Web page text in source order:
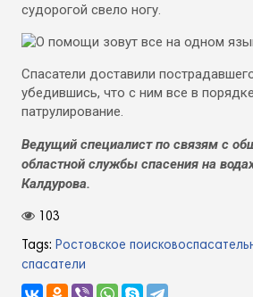
судорогой свело ногу.
Спасатели доставили
убедившись, что с ним все в
патрулирование.
Ведущий специалист по связям с
областной службы спасения на
Калдурова.
103
Tags: Ростовское
спасатели